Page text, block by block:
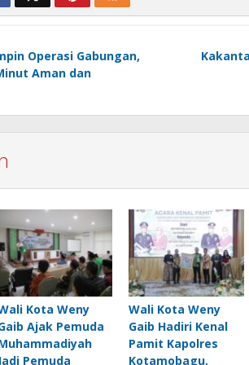
Operasi Gabungan,
Aman dan
Kota Weny
Ajak Pemuda
Jadi Pemuda
Wali Kota Weny
Gaib Hadiri Kenal
Pamit Kapolres
Kotamobagu,